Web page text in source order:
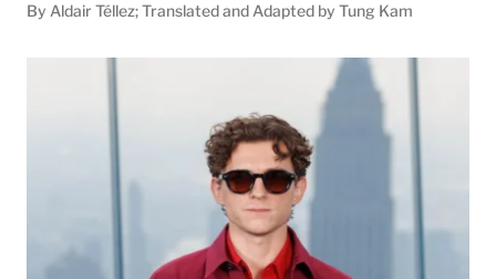
By Aldair Téllez; Translated and Adapted by Tung Kam